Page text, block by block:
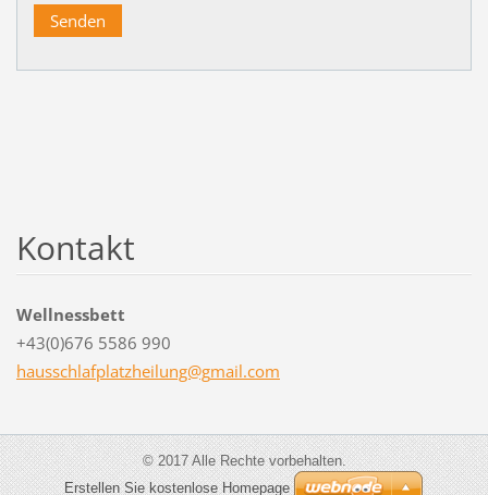
Kontakt
Wellnessbett
+43(0)676 5586 990
hausschlafplatzheilung@gmail.com
© 2017 Alle Rechte vorbehalten.
Erstellen Sie kostenlose Homepage